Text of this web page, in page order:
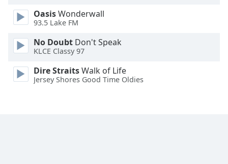
Font
Edge
Style
OasisWonderwall
93.5 Lake FM
No Doubt Don't Speak
KLCE Classy 97
Dire StraitsWalk of Life
Jersey Shores Good Time Oldies